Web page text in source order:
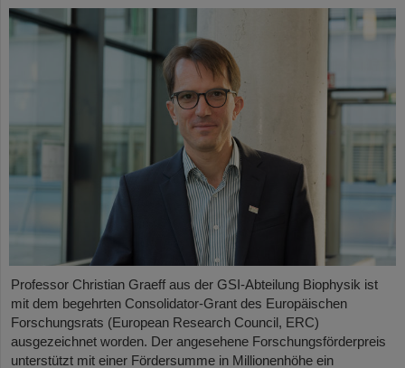
Professor Christian Graeff aus der GSI-Abteilung Biophysik ist
mit dem begehrten Consolidator-Grant des Europäischen
Forschungsrats (European Research Council, ERC)
ausgezeichnet worden. Der angesehene Forschungsförderpreis
unterstützt mit einer Fördersumme in Millionenhöhe ein